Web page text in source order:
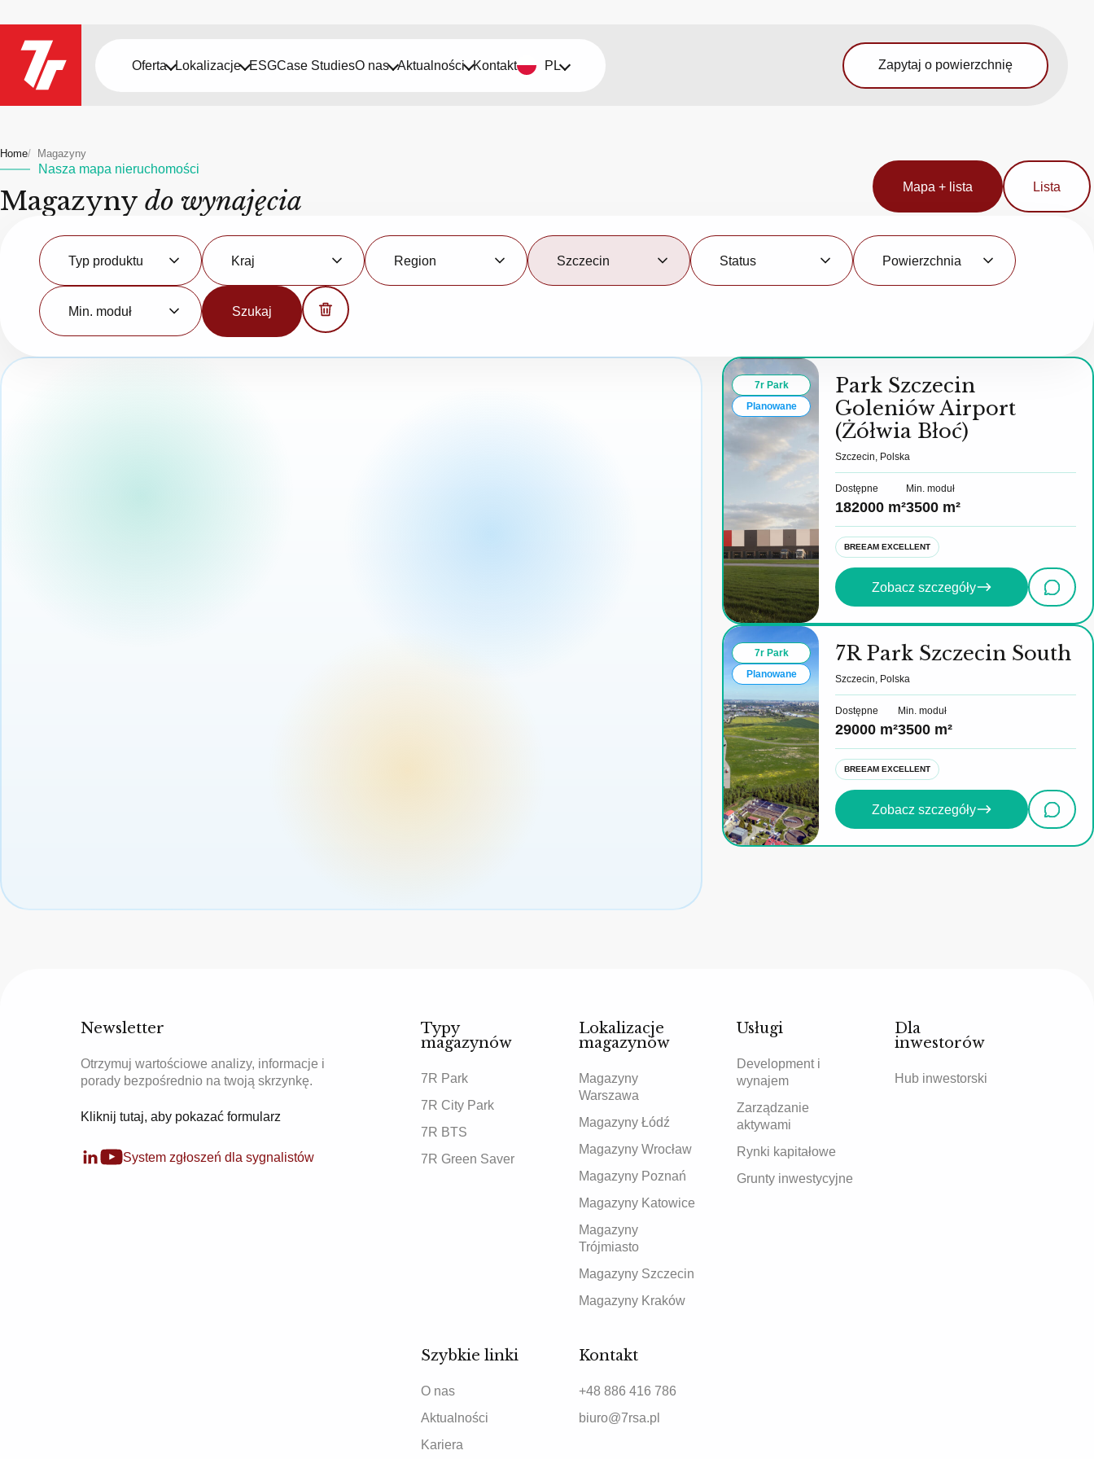
Oferta Lokalizacje ESGCase StudiesO nas Aktualności Kontakt PL Zapytaj o powierzchnię
Home Magazyny
Nasza mapa nieruchomości
Magazyny do wynajęcia Mapa + lista Lista
Typ
produktuTyp produktu
Kraj
Kraj
Region
Region
Miasto
Szczecin
Status
Status
Powierzchnia
Powierzchnia
Minimalny
modułMin. moduł Szukaj
7r Park
Planowane
Park Szczecin
Goleniów Airport
(Żółwia Błoć)
Szczecin, Polska
Dostępne
182000 m²
Min. moduł
3500 m²
BREEAM EXCELLENT
Zobacz szczegóły
7r Park
Planowane
7R Park Szczecin South
Szczecin, Polska
Dostępne
29000 m²
Min. moduł
3500 m²
BREEAM EXCELLENT
Zobacz szczegóły
Newsletter
Otrzymuj wartościowe analizy, informacje i
porady bezpośrednio na twoją skrzynkę.
Kliknij tutaj, aby pokazać formularz
System zgłoszeń dla sygnalistów
Typy
magazynów
7R Park
7R City Park
7R BTS
7R Green Saver
Lokalizacje
magazynów
Magazyny
Warszawa
Magazyny Łódź
Magazyny Wrocław
Magazyny Poznań
Magazyny Katowice
Magazyny
Trójmiasto
Magazyny Szczecin
Magazyny Kraków
Usługi
Development i
wynajem
Zarządzanie
aktywami
Rynki kapitałowe
Grunty inwestycyjne
Dla
inwestorów
Hub inwestorski
Szybkie linki
O nas
Aktualności
Kariera
Kontakt
+48 886 416 786
biuro@7rsa.pl